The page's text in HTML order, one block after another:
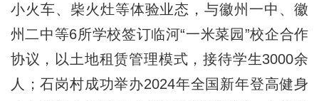
小火车、柴火灶等体验业态，与徽州一中、徽
州二中等6所学校签订临河“一米菜园”校企合作
协议，以土地租赁管理模式，接待学生3000余
人；石岗村成功举办2024年全国新年登高健身